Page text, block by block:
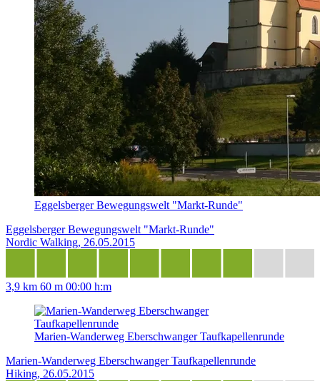
Eggelsberger Bewegungswelt "Markt-Runde"
Eggelsberger Bewegungswelt "Markt-Runde"
Nordic Walking, 26.05.2015
3,9 km 60 m 00:00 h:m
Marien-Wanderweg Eberschwanger Taufkapellenrunde
Marien-Wanderweg Eberschwanger Taufkapellenrunde
Hiking, 26.05.2015